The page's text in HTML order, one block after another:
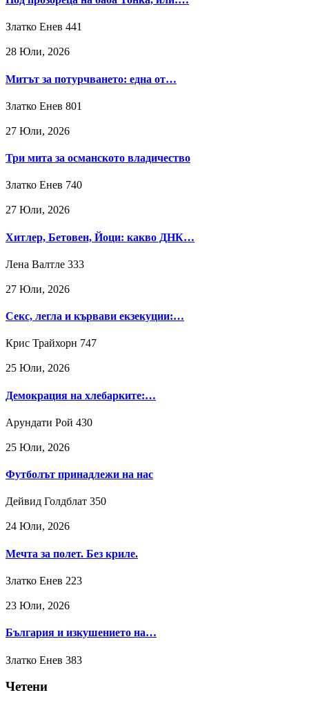
Златко Енев 441
28 Юли, 2026
Митът за потурчването: една от…
Златко Енев 801
27 Юли, 2026
Три мита за османското владичество
Златко Енев 740
27 Юли, 2026
Хитлер, Бетовен, Йоци: какво ДНК…
Лена Валтле 333
27 Юли, 2026
Секс, легла и кървави екзекуции:…
Крис Трайхорн 747
25 Юли, 2026
Демокрация на хлебарките:…
Арундати Рой 430
25 Юли, 2026
Футболът принадлежи на нас
Дейвид Голдблат 350
24 Юли, 2026
Мечта за полет. Без криле.
Златко Енев 223
23 Юли, 2026
България и изкушението на…
Златко Енев 383
Четени